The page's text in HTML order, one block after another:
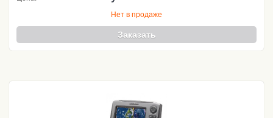
Нет в продаже
Заказать